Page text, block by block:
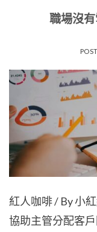
職場沒
紅人咖啡 / By 小
協助主管分配客